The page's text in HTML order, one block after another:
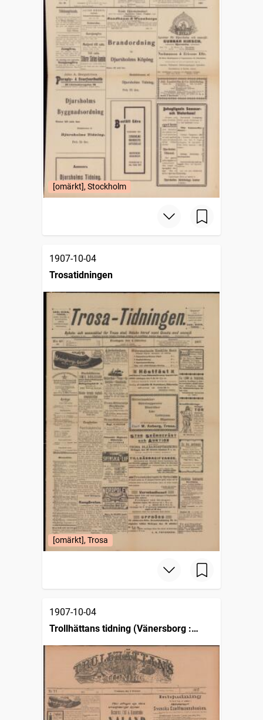
[omärkt], Stockholm
1907-10-04
Trosatidningen
[omärkt], Trosa
1907-10-04
Trollhättans tidning (Vänersborg :